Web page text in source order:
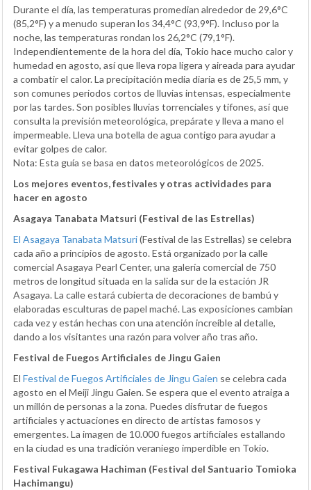
Durante el día, las temperaturas promedian alrededor de 29,6°C
(85,2°F) y a menudo superan los 34,4°C (93,9°F). Incluso por la
noche, las temperaturas rondan los 26,2°C (79,1°F).
Independientemente de la hora del día, Tokio hace mucho calor y
humedad en agosto, así que lleva ropa ligera y aireada para ayudar
a combatir el calor. La precipitación media diaria es de 25,5 mm, y
son comunes periodos cortos de lluvias intensas, especialmente
por las tardes. Son posibles lluvias torrenciales y tifones, así que
consulta la previsión meteorológica, prepárate y lleva a mano el
impermeable. Lleva una botella de agua contigo para ayudar a
evitar golpes de calor.
Nota: Esta guía se basa en datos meteorológicos de 2025.
Los mejores eventos, festivales y otras actividades para
hacer en agosto
Asagaya Tanabata Matsuri (Festival de las Estrellas)
El Asagaya Tanabata Matsuri(Festival de las Estrellas) se celebra
cada año a principios de agosto. Está organizado por la calle
comercial Asagaya Pearl Center, una galería comercial de 750
metros de longitud situada en la salida sur de la estación JR
Asagaya. La calle estará cubierta de decoraciones de bambú y
elaboradas esculturas de papel maché. Las exposiciones cambian
cada vez y están hechas con una atención increíble al detalle,
dando a los visitantes una razón para volver año tras año.
Festival de Fuegos Artificiales de Jingu Gaien
El Festival de Fuegos Artificiales de Jingu Gaien se celebra cada
agosto en el Meiji Jingu Gaien. Se espera que el evento atraiga a
un millón de personas a la zona. Puedes disfrutar de fuegos
artificiales y actuaciones en directo de artistas famosos y
emergentes. La imagen de 10.000 fuegos artificiales estallando
en la ciudad es una tradición veraniego imperdible en Tokio.
Festival Fukagawa Hachiman (Festival del Santuario Tomioka
Hachimangu)